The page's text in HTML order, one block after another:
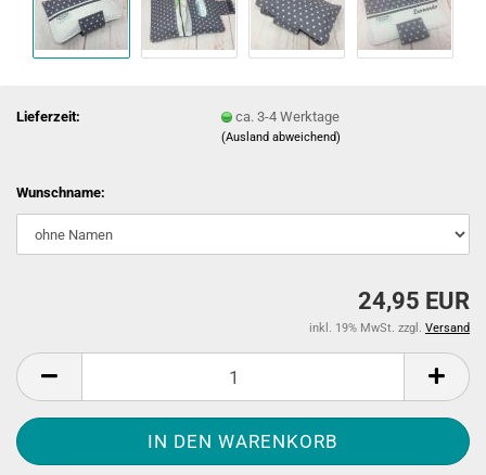
Lieferzeit: ca. 3-4 Werktage
(Ausland abweichend)
Wunschname:
24,95 EUR
inkl. 19% MwSt. zzgl. Versand